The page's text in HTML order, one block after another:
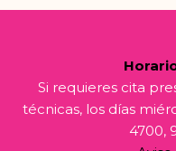
Si requieres cita
técnicas, los días
4700,